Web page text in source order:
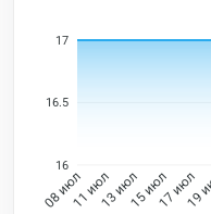
17
16.5
16
08 июл11 июл13 июл15 июл17 июл
19